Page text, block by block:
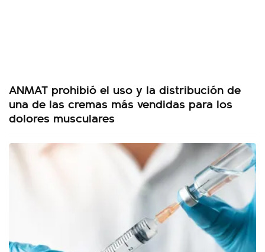
ANMAT prohibió el uso y la distribución de
una de las cremas más vendidas para los
dolores musculares